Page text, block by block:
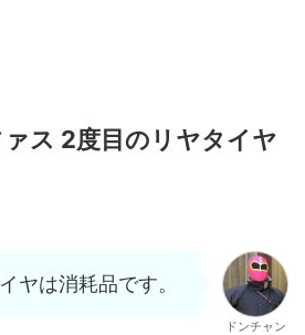
ス 2度目のリヤタイヤ
ヤは消耗品です。
ドンチャン